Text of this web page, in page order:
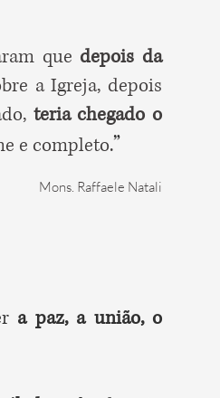
que depois da
a Igreja, depois
teria chegado o
e completo.”
Mons. Raffaele Natali
a paz, a união, o